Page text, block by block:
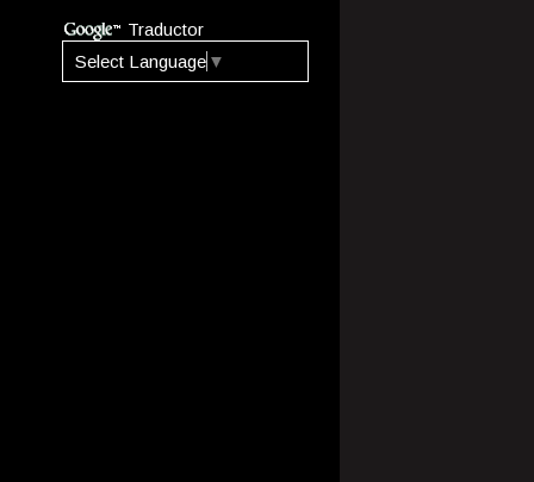
Traductor
Select Language ▼